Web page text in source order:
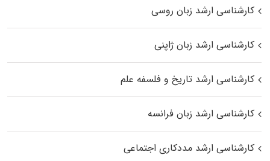
کارشناسی ارشد زبان روسی
کارشناسی ارشد زبان ژاپنی
کارشناسی ارشد تاریخ و فلسفه علم
کارشناسی ارشد زبان فرانسه
کارشناسی ارشد مددکاری اجتماعی